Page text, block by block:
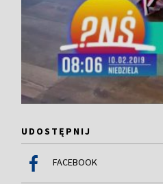
UDOSTĘPNIJ
FACEBOOK